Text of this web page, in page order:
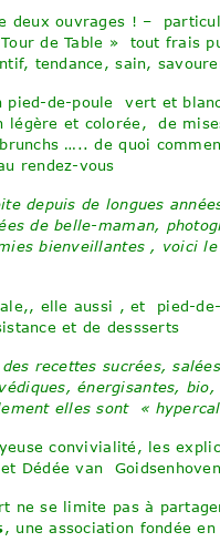
deux ouvrages ! –
de Table » tout frais
tendance, sain,
pied-de-poule vert et
légère et colorée, de
….. de quoi
rendez-vous
depuis de longues
de belle-maman,
bienveillantes , voici
elle aussi , et pied-
et de dessserts
recettes sucrées,
énergisantes,
elles sont
«
convivialité, les
Dédée van
ne se limite pas à
, une association fondée